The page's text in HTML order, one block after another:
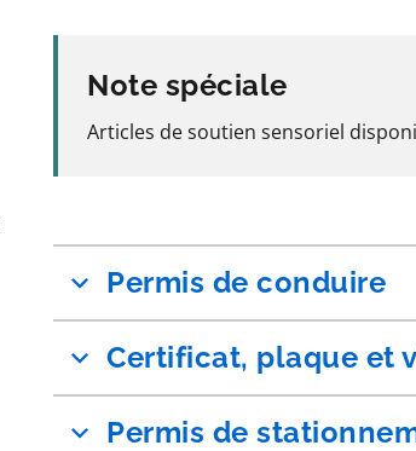
Note spéciale
Articles de soutien sensoriel
Permis de conduire
Certificat, plaque et
Permis de